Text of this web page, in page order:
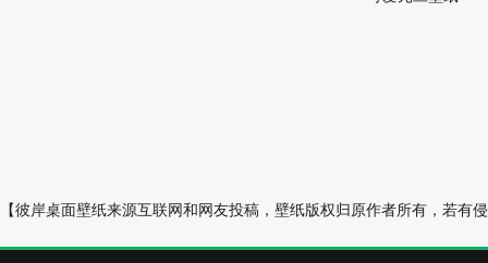
【彼岸桌面壁纸来源互联网和网友投稿，壁纸版权归原作者所有，若